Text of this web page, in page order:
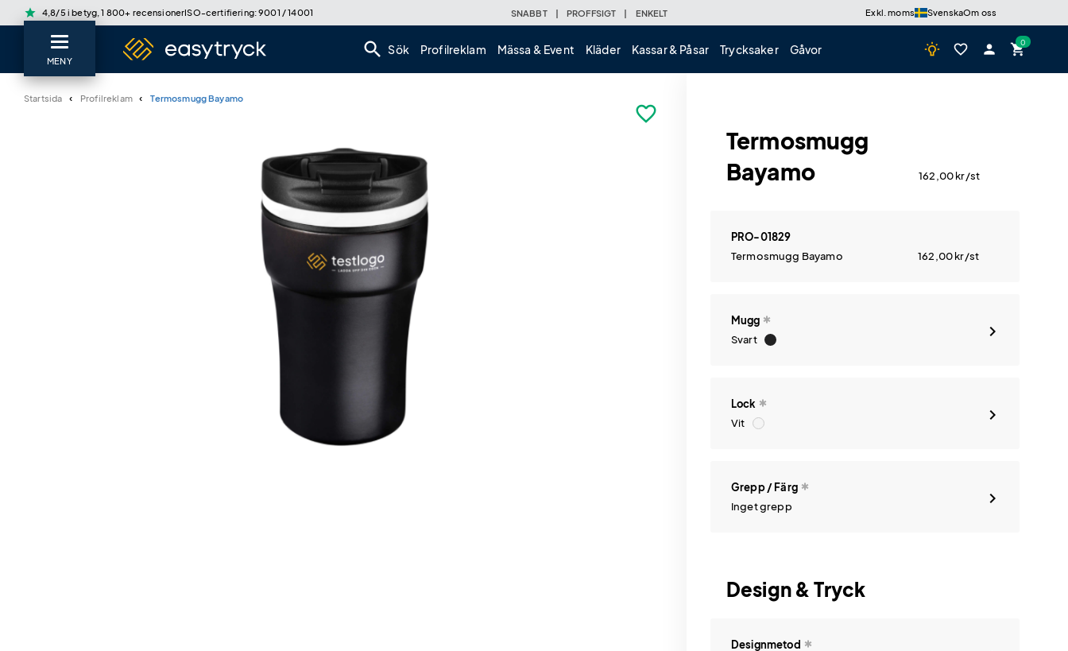
star 4,8/5 i betyg, 1 800+ recensionerISO-certifiering: 9001 / 14001 SNABBT | PROFFSIGT | ENKELT Exkl. moms SvenskaOm oss
search Sök Profilreklam Mässa & Event Kläder Kassar & Påsar Trycksaker Gåvor wb_incandescent favorite_border person shopping_cart
MENY
Startsida Profilreklam Termosmugg Bayamo
favorite_border
Termosmugg
Bayamo
162,00kr/st
PRO-01829
Termosmugg Bayamo
162,00kr/st
Mugg
Svart
Lock
Vit
Grepp / Färg
Inget grepp
Design & Tryck
Designmetod